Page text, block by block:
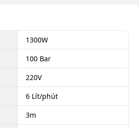
1300W
100 Bar
220V
6 Lít/phút
3m